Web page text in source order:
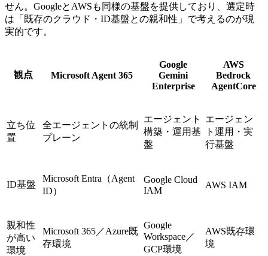
せん。GoogleとAWSも同様の基盤を提供しており、選定時
は「既存のクラウド・ID基盤との親和性」で考えるのが現
実的です。
観点 Microsoft Agent 365
Google
Gemini
Enterprise
AWS
Bedrock
AgentCore
立ち位
置
全エージェントの統制
プレーン
エージェント
構築・運用基
盤
エージェン
ト運用・実
行基盤
ID基盤
Microsoft Entra（Agent
ID）
Google Cloud
IAM
AWS IAM
親和性
が高い
環境
Microsoft 365／Azure既
存環境
Google
Workspace／
GCP環境
AWS既存環
境